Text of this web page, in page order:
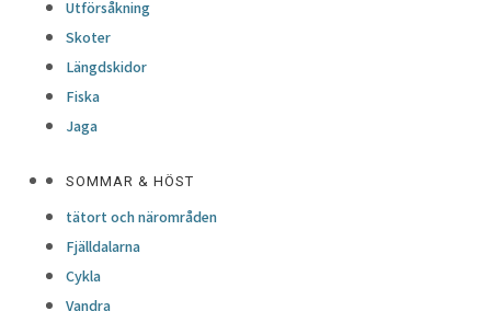
Utförsåkning
Skoter
Längdskidor
Fiska
Jaga
SOMMAR & HÖST
tätort och närområden
Fjälldalarna
Cykla
Vandra